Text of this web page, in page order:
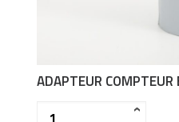
ADAPTEUR
‹